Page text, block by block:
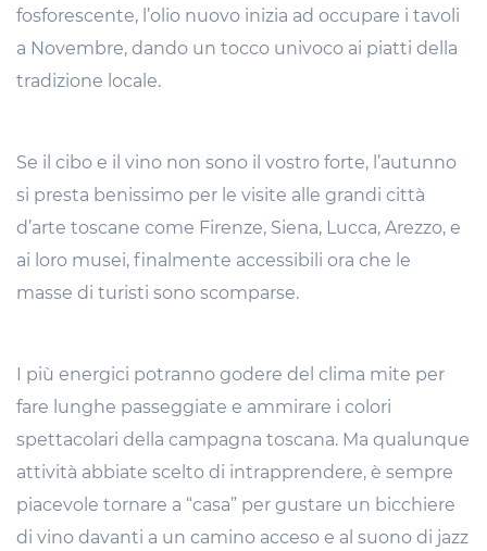
fosforescente, l’olio nuovo inizia ad occupare i tavoli
a Novembre, dando un tocco univoco ai piatti della
tradizione locale.
Se il cibo e il vino non sono il vostro forte, l’autunno
si presta benissimo per le visite alle grandi città
d’arte toscane come Firenze, Siena, Lucca, Arezzo, e
ai loro musei, finalmente accessibili ora che le
masse di turisti sono scomparse.
I più energici potranno godere del clima mite per
fare lunghe passeggiate e ammirare i colori
spettacolari della campagna toscana. Ma qualunque
attività abbiate scelto di intrapprendere, è sempre
piacevole tornare a “casa” per gustare un bicchiere
di vino davanti a un camino acceso e al suono di jazz